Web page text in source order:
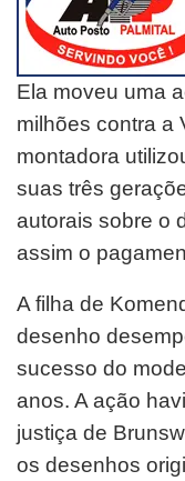
Ela moveu uma
milhões contra a
montadora
suas três
autorais sobre o
assim o
A filha de
desenho
sucesso do
anos. A ação
justiça de
os desenhos